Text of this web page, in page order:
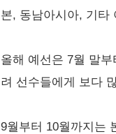
본, 동남아시아, 기타
올해 예선은 7월 말
려 선수들에게 보다
9월부터 10월까지는